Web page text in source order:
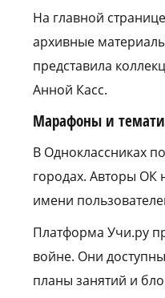
На главной
архивные
представила
Анной Касс.
Марафоны и
В Одноклассниках
городах. Авторы ОК
имени
Платформа Учи.ру
войне. Они
планы занятий и